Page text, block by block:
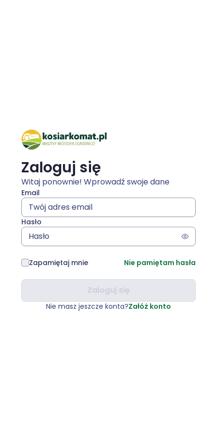
Zaloguj się
Witaj ponownie! Wprowadź swoje dane
Email
Hasło
Zapamiętaj mnie Nie pamiętam hasła
Zaloguj się
Nie masz jeszcze konta?Załóż konto